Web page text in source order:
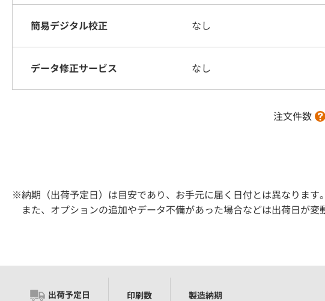
簡易デジタル校正 なし
データ修正サービス なし
注文件数
※納期（出荷予定日）は目安であり、お手元に届く日付とは異なりま
また、オプションの追加やデータ不備があった場合などは出荷日が変
出荷予定日 印刷数 製造納期